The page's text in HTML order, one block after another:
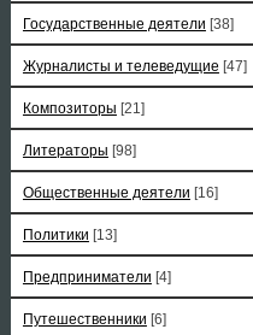
Государственные деятели [38]
Журналисты и телеведущие [47]
Композиторы [21]
Литераторы [98]
Общественные деятели [16]
Политики [13]
Предприниматели [4]
Путешественники [6]